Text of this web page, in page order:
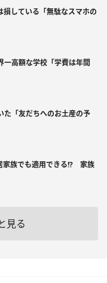
している「無駄なスマホの
一高額な学校「学費は年間
「友だちへのお土産の予
家族でも適用できる!? 家族
見る